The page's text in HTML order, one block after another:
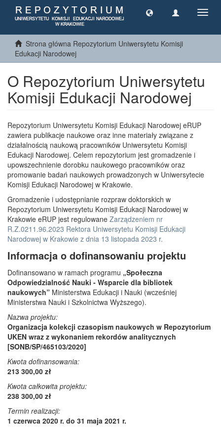
Strona główna Repozytorium Uniwersytetu Komisji
Edukacji Narodowej
O Repozytorium Uniwersytetu
Komisji Edukacji Narodowej
Repozytorium Uniwersytetu Komisji Edukacji Narodowej eRUP
zawiera publikacje naukowe oraz inne materiały związane z
działalnością naukową pracowników Uniwersytetu Komisji
Edukacji Narodowej. Celem repozytorium jest gromadzenie i
upowszechnienie dorobku naukowego pracowników oraz
promowanie badań naukowych prowadzonych w Uniwersytecie
Komisji Edukacji Narodowej w Krakowie.
Gromadzenie i udostępnianie rozpraw doktorskich w
Repozytorium Uniwersytetu Komisji Edukacji Narodowej w
Krakowie eRUP jest regulowane Zarządzeniem nr
R.Z.0211.96.2023 Rektora Uniwersytetu Komisji Edukacji
Narodowej w Krakowie z dnia 13 listopada 2023 r.
Informacja o dofinansowaniu projektu
Dofinansowano w ramach programu „Społeczna
Odpowiedzialność Nauki - Wsparcie dla bibliotek
naukowych” Ministerstwa Edukacji i Nauki (wcześniej
Ministerstwa Nauki i Szkolnictwa Wyższego).
Nazwa projektu:
Organizacja kolekcji czasopism naukowych w Repozytorium
UKEN wraz z wykonaniem rekordów analitycznych
[SONB/SP/465103/2020]
Kwota dofinansowania:
213 300,00 zł
Kwota całkowita projektu:
238 300,00 zł
Termin realizacji:
1 czerwca 2020 r. do 31 maja 2021 r.